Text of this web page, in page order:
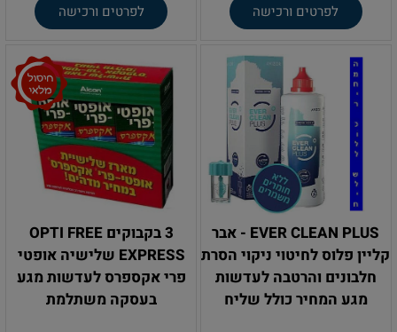
לפרטים ורכישה לפרטים ורכישה
EVER CLEAN PLUS - אבר
קליין פלוס לחיטוי ניקוי הסרת
חלבונים והרטבה לעדשות
מגע המחיר כולל שליח
3 בקבוקים OPTI FREE
EXPRESS שלישיה אופטי
פרי אקספרס לעדשות מגע
בעסקה משתלמת